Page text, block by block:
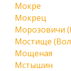
Мокре
Мокрец
Морозовичи
Мостище
Мощеная
Мстышин